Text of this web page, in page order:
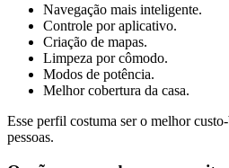
Navegação mais inteligente.
Controle por aplicativo.
Criação de mapas.
Limpeza por cômodo.
Modos de potência.
Melhor cobertura da casa.
Esse perfil costuma ser o melhor
pessoas.